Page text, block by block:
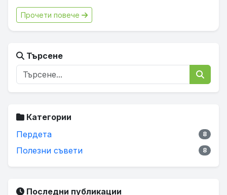
Прочети повече
Търсене
Категории
Пердета
8
Полезни съвети 8
Последни публикации